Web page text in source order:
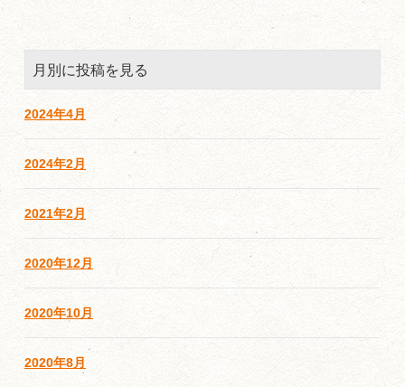
月別に投稿を見る
2024年4月
2024年2月
2021年2月
2020年12月
2020年10月
2020年8月